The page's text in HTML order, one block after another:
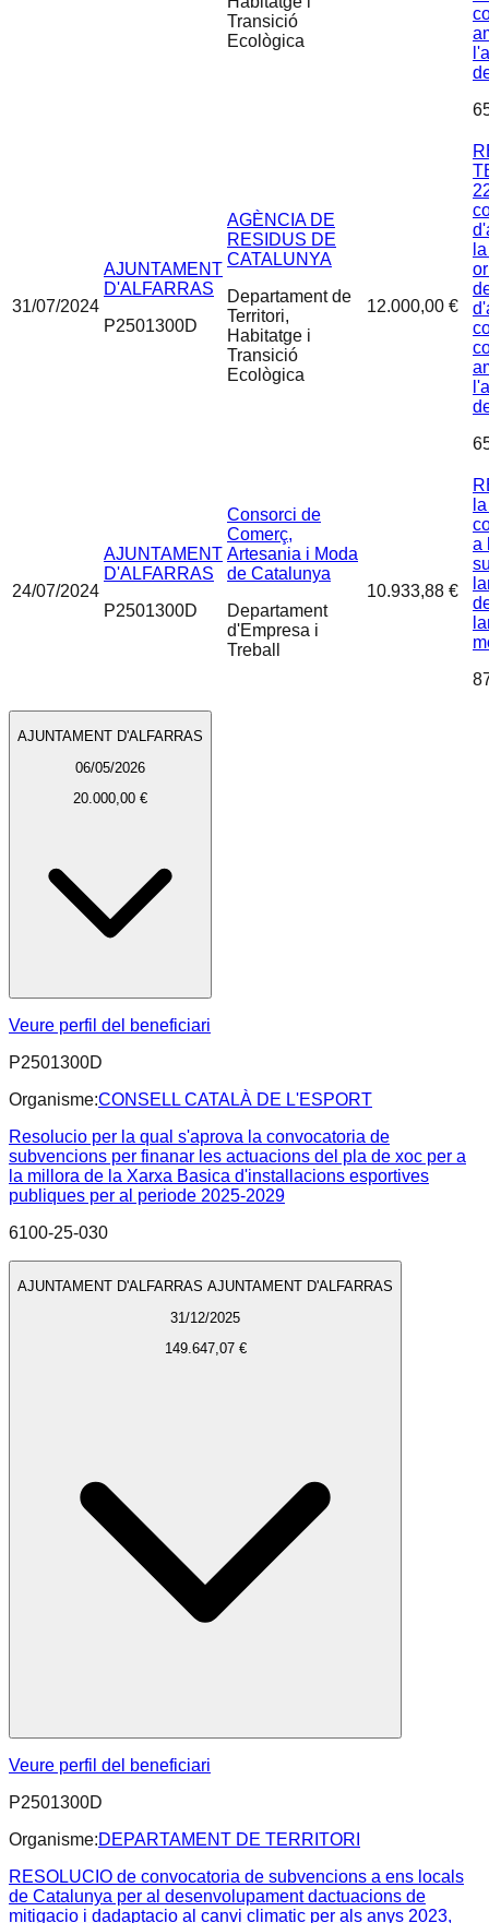
Transició
Ecològica
31/07/2024
AJUNTAMENT
D'ALFARRAS
P2501300D
AGÈNCIA DE
RESIDUS DE
CATALUNYA
Departament de
Territori,
Habitatge i
Transició
Ecològica
12.000,00 €
24/07/2024
AJUNTAMENT
D'ALFARRAS
P2501300D
Consorci de
Comerç,
Artesania i Moda
de Catalunya
Departament
d'Empresa i
Treball
10.933,88 €
a
AJUNTAMENT D'ALFARRAS
06/05/2026
20.000,00 €
Veure perfil del beneficiari
P2501300D
Organisme:CONSELL CATALÀ DE L'ESPORT
Resolucio per la qual s'aprova la convocatoria de
subvencions per finanar les actuacions del pla de xoc per a
la millora de la Xarxa Basica d'installacions esportives
publiques per al periode 2025-2029
6100-25-030
AJUNTAMENT D'ALFARRAS AJUNTAMENT D'ALFARRAS
31/12/2025
149.647,07 €
Veure perfil del beneficiari
P2501300D
Organisme:DEPARTAMENT DE TERRITORI
RESOLUCIO de convocatoria de subvencions a ens locals
de Catalunya per al desenvolupament dactuacions de
mitigacio i dadaptacio al canvi climatic per als anys 2023,